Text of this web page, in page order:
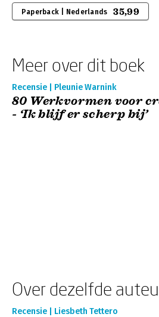
Paperback | Nederlands 35,99
Meer over dit boek
Recensie | Pleunie Warnink
80 Werkvormen voor
- ‘Ik blijf er scherp bij’
Over dezelfde
Recensie | Liesbeth Tettero